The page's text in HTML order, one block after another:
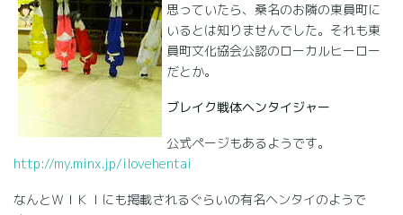
思っていたら、桑名のお隣の東員町に
いるとは知りませんでした。それも東
員町文化協会公認のローカルヒーロー
だとか。
ブレイク戦体ヘンタイジャー
公式ページもあるようです。
http://my.minx.jp/ilovehentai
なんとＷＩＫＩにも掲載されるぐらいの有名ヘンタイのようで